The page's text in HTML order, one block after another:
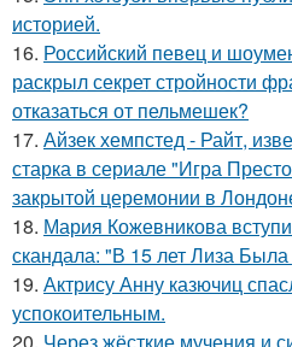
историей.
16. Российский певец и
раскрыл секрет стройности
отказаться от пельмешек?
17. Айзек хемпстед - Райт,
старка в сериале "Игра
закрытой церемонии в
18. Мария Кожевникова
скандала: "В 15 лет Лиза
19. Актрису Анну казючиц
успокоительным.
20. Через жёсткие мучения и